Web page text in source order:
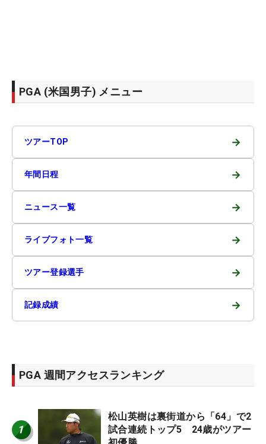
PGA (米国男子) メニュー
ツアーTOP →
年間日程 →
ニュース一覧 →
ライブフォト一覧 →
ツアー登録選手 →
記録成績 →
PGA 週間アクセスランキング
1
松山英樹は裏街道から「64」で2
試合連続トップ5 24歳がツアー